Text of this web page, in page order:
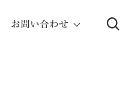
お問い合わせ